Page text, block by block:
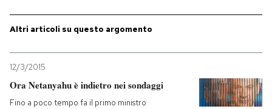
PODCAST
Altri articoli su questo argomento
12/3/2015
Ora Netanyahu è indietro nei sondaggi
Fino a poco tempo fa il primo ministro